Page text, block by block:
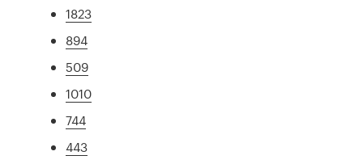
1823
894
509
1010
744
443